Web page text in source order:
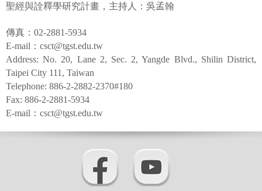
聖經與詮釋學研究計畫，主持人：吳孟翰
傳真： 02-2881-5934
E-mail ： csct@tgst.edu.tw
Address: No. 20, Lane 2, Sec. 2, Yangde Blvd., Shilin District,
Taipei City 111, Taiwan
Telephone: 886-2-2882-2370#180
Fax: 886-2-2881-5934
E-mail ： csct@tgst.edu.tw